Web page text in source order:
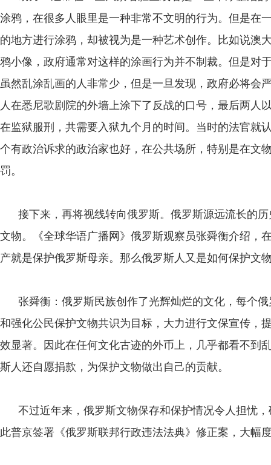
涂鸦，在很多人眼里是一种非常不文明的行为。但是在
的地方进行涂鸦，却被视为是一种艺术创作。比如说澳
鸦小像，政府通常对这样的涂画行为并不制裁。但是对
虽然乱涂乱画的人非常少，但是一旦发现，政府必将会
人在悉尼歌剧院的外墙上涂下了反战的口号，最后两人
在监狱服刑，共需要入狱九个月的时间。当时的法官就
个有政治诉求的政治家也好，在公共场所，特别是在文
罚。
接下来，再将视线转向俄罗斯。俄罗斯源远流长的历
文物。《全球华语广播网》俄罗斯观察员张舜衡介绍，
产就是保护俄罗斯母亲。那么俄罗斯人又是如何保护文
张舜衡：俄罗斯民族创作了光辉灿烂的文化，每个俄
和强化公民保护文物共识为目标，大力进行文保宣传，
效显著。因此在任何文化古迹的外币上，几乎都看不到
斯人还自愿捐款，为保护文物做出自己的贡献。
不过近年来，俄罗斯文物保存和保护情况令人担忧，
此普京签署《俄罗斯联邦行政违法法典》修正案，大幅